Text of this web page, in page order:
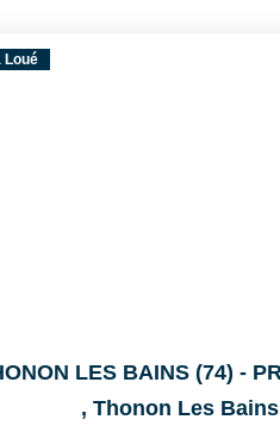
Loué
, Thonon Les Bains